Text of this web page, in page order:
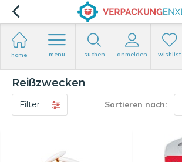
home menu suchen anmelden wishlist
Reißzwecken
Filter Sortieren nach: